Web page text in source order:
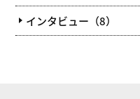
インタビュー（8）